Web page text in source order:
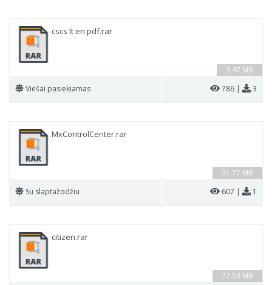
3.47 MB
cscs lt en.pdf.rar
Viešai pasiekiamas 786 | 3
31.77 MB
MxControlCenter.rar
Su slaptažodžiu 607 | 1
77.53 MB
citizen.rar